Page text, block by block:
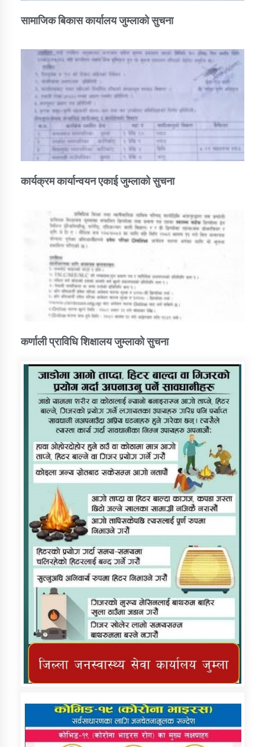
सामाजिक बिकास कार्यालय जुम्लाकाे सुचना
कार्यक्रम कार्यान्वयन एकाई जुम्लाको सुचना
कर्णाली प्राविधि शिक्षालय जुम्लाको सुचना